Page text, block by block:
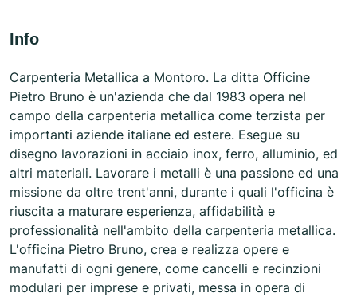
Info
Carpenteria Metallica a Montoro. La ditta Officine
Pietro Bruno è un'azienda che dal 1983 opera nel
campo della carpenteria metallica come terzista per
importanti aziende italiane ed estere. Esegue su
disegno lavorazioni in acciaio inox, ferro, alluminio, ed
altri materiali. Lavorare i metalli è una passione ed una
missione da oltre trent'anni, durante i quali l'officina è
riuscita a maturare esperienza, affidabilità e
professionalità nell'ambito della carpenteria metallica.
L'officina Pietro Bruno, crea e realizza opere e
manufatti di ogni genere, come cancelli e recinzioni
modulari per imprese e privati, messa in opera di